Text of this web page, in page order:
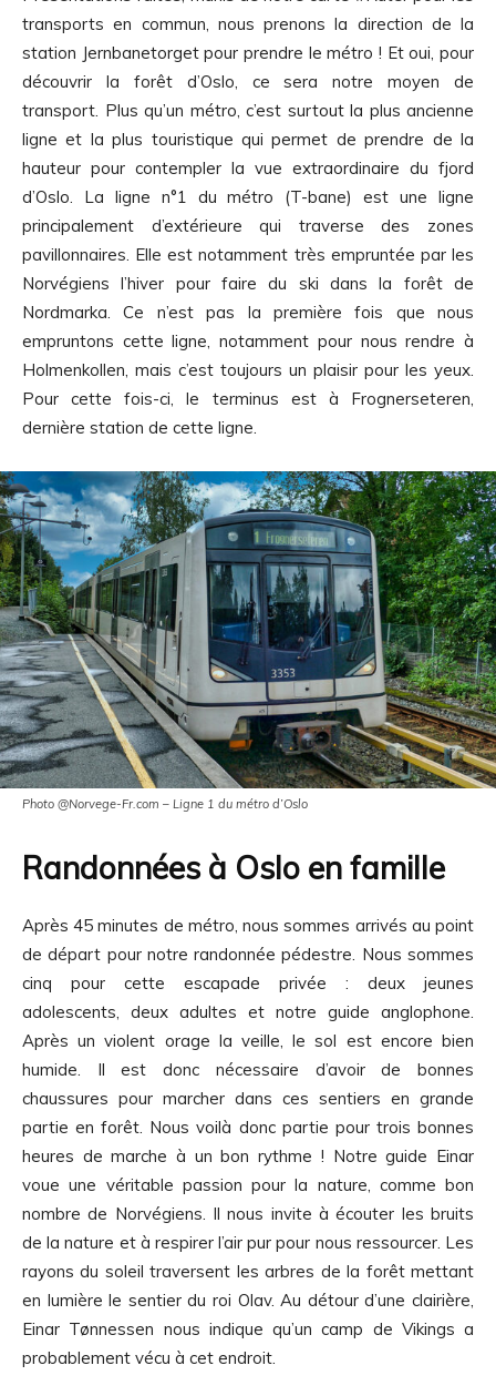
transports en commun, nous prenons la direction de la
station Jernbanetorget pour prendre le métro ! Et oui, pour
découvrir la forêt d’Oslo, ce sera notre moyen de
transport. Plus qu’un métro, c’est surtout la plus ancienne
ligne et la plus touristique qui permet de prendre de la
hauteur pour contempler la vue extraordinaire du fjord
d’Oslo. La ligne n°1 du métro (T-bane) est une ligne
principalement d’extérieure qui traverse des zones
pavillonnaires. Elle est notamment très empruntée par les
Norvégiens l’hiver pour faire du ski dans la forêt de
Nordmarka. Ce n’est pas la première fois que nous
empruntons cette ligne, notamment pour nous rendre à
Holmenkollen, mais c’est toujours un plaisir pour les yeux.
Pour cette fois-ci, le terminus est à Frognerseteren,
dernière station de cette ligne.
Photo @Norvege-Fr.com – Ligne 1 du métro d’Oslo
Randonnées à Oslo en famille
Après 45 minutes de métro, nous sommes arrivés au point
de départ pour notre randonnée pédestre. Nous sommes
cinq pour cette escapade privée : deux jeunes
adolescents, deux adultes et notre guide anglophone.
Après un violent orage la veille, le sol est encore bien
humide. Il est donc nécessaire d’avoir de bonnes
chaussures pour marcher dans ces sentiers en grande
partie en forêt. Nous voilà donc partie pour trois bonnes
heures de marche à un bon rythme ! Notre guide Einar
voue une véritable passion pour la nature, comme bon
nombre de Norvégiens. Il nous invite à écouter les bruits
de la nature et à respirer l’air pur pour nous ressourcer. Les
rayons du soleil traversent les arbres de la forêt mettant
en lumière le sentier du roi Olav. Au détour d’une clairière,
Einar Tønnessen nous indique qu’un camp de Vikings a
probablement vécu à cet endroit.